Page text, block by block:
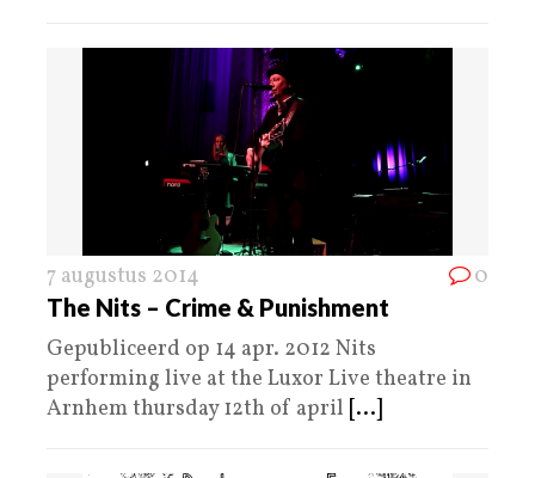
7 augustus 2014 0
The Nits – Crime & Punishment
Gepubliceerd op 14 apr. 2012 Nits
performing live at the Luxor Live theatre in
Arnhem thursday 12th of april [...]